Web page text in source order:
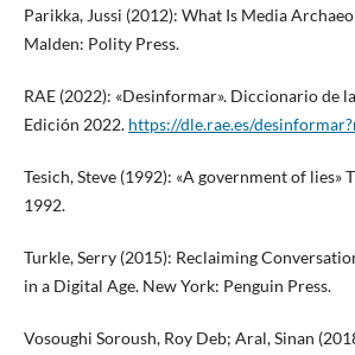
Parikka, Jussi (2012): What Is Media
Malden: Polity Press.
RAE (2022): «Desinformar». Diccionario de
Edición 2022. https://dle.rae.es/
Tesich, Steve (1992): «A government of lies»
1992.
Turkle, Serry (2015): Reclaiming
in a Digital Age. New York: Penguin Press.
Vosoughi Soroush, Roy Deb; Aral, Sinan